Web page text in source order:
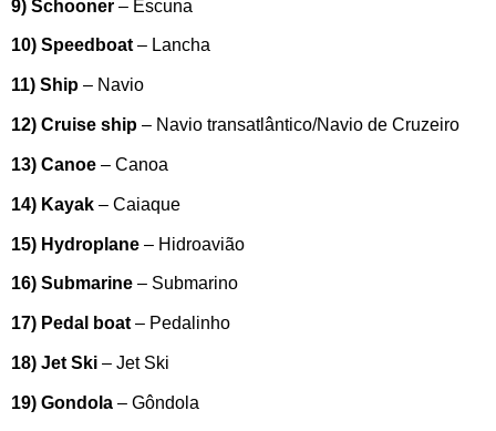
9) Schooner – Escuna
10) Speedboat– Lancha
11) Ship – Navio
12) Cruise ship – Navio transatlântico/Navio de Cruzeiro
13) Canoe – Canoa
14) Kayak – Caiaque
15) Hydroplane – Hidroavião
16) Submarine – Submarino
17) Pedal boat – Pedalinho
18) Jet Ski – Jet Ski
19) Gondola – Gôndola